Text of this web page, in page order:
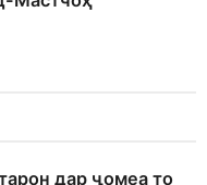
дар ҷомеа то